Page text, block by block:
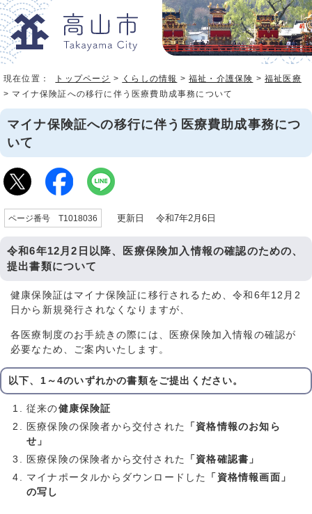
現在位置： トップページ > くらしの情報 >福祉・介護保険 >福祉医療
> マイナ保険証への移行に伴う医療費助成事務について
マイナ保険証への移行に伴う医療費助成事務につ
いて
ページ番号 T1018036 更新日 令和7年2月6日
令和6年12月2日以降、医療保険加入情報の確認のための、
提出書類について
健康保険証はマイナ保険証に移行されるため、令和6年12月2
日から新規発行されなくなりますが、
各医療制度のお手続きの際には、医療保険加入情報の確認が
必要なため、ご案内いたします。
以下、1～4のいずれかの書類をご提出ください。
従来の健康保険証
医療保険の保険者から交付された
「資格情報のお知ら
せ」
医療保険の保険者から交付された
「資格確認書」
マイナポータルからダウンロードした
「資格情報画面」
の写し